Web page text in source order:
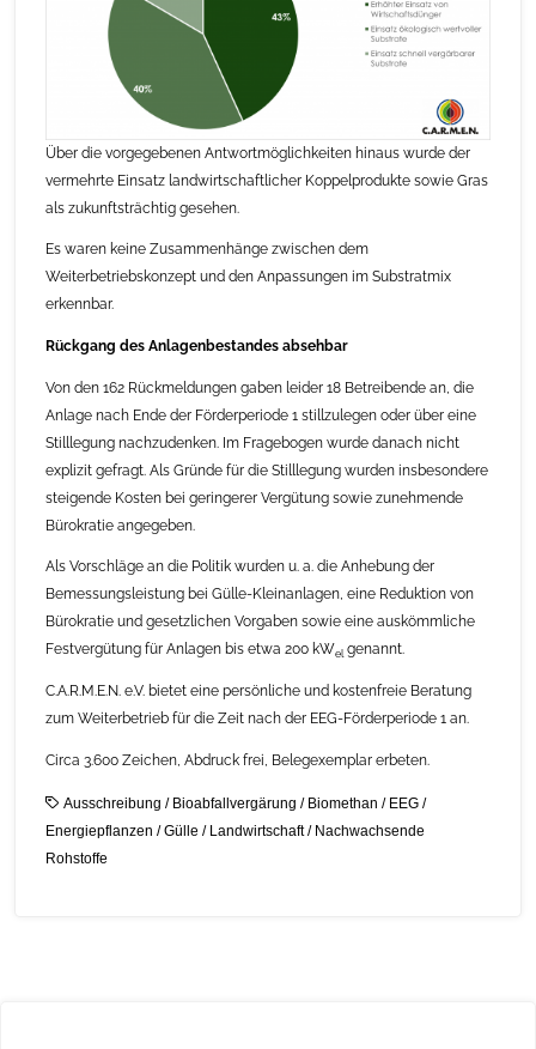
Über die vorgegebenen Antwortmöglichkeiten hinaus wurde der
vermehrte Einsatz landwirtschaftlicher Koppelprodukte sowie Gras
als zukunftsträchtig gesehen.
Es waren keine Zusammenhänge zwischen dem
Weiterbetriebskonzept und den Anpassungen im Substratmix
erkennbar.
Rückgang des Anlagenbestandes absehbar
Von den 162 Rückmeldungen gaben leider 18 Betreibende an, die
Anlage nach Ende der Förderperiode 1 stillzulegen oder über eine
Stilllegung nachzudenken. Im Fragebogen wurde danach nicht
explizit gefragt. Als Gründe für die Stilllegung wurden insbesondere
steigende Kosten bei geringerer Vergütung sowie zunehmende
Bürokratie angegeben.
Als Vorschläge an die Politik wurden u. a. die Anhebung der
Bemessungsleistung bei Gülle-Kleinanlagen, eine Reduktion von
Bürokratie und gesetzlichen Vorgaben sowie eine auskömmliche
Festvergütung für Anlagen bis etwa 200 kWel genannt.
C.A.R.M.E.N. e.V. bietet eine persönliche und kostenfreie Beratung
zum Weiterbetrieb für die Zeit nach der EEG-Förderperiode 1 an.
Circa 3.600 Zeichen, Abdruck frei, Belegexemplar erbeten.
Ausschreibung / Bioabfallvergärung / Biomethan / EEG/
Energiepflanzen /Gülle / Landwirtschaft/ Nachwachsende
Rohstoffe